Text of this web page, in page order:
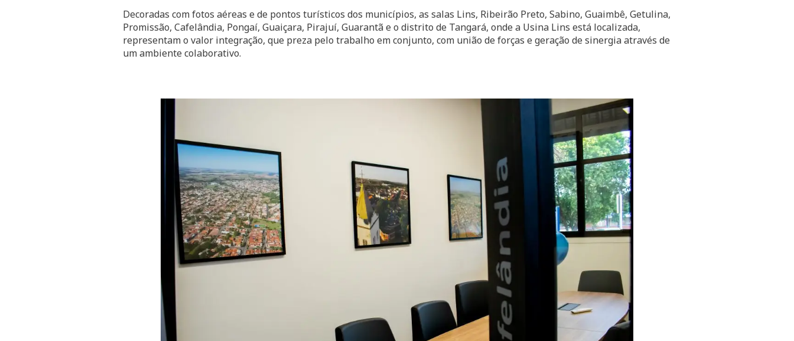
Decoradas com fotos aéreas e de pontos turísticos dos municípios, as salas Lins, Ribeirão Preto, Sabino, Guaimbê, Getulina,
Promissão, Cafelândia, Pongaí, Guaiçara, Pirajuí, Guarantã e o distrito de Tangará, onde a Usina Lins está localizada,
representam o valor integração, que preza pelo trabalho em conjunto, com união de forças e geração de sinergia através de
um ambiente colaborativo.